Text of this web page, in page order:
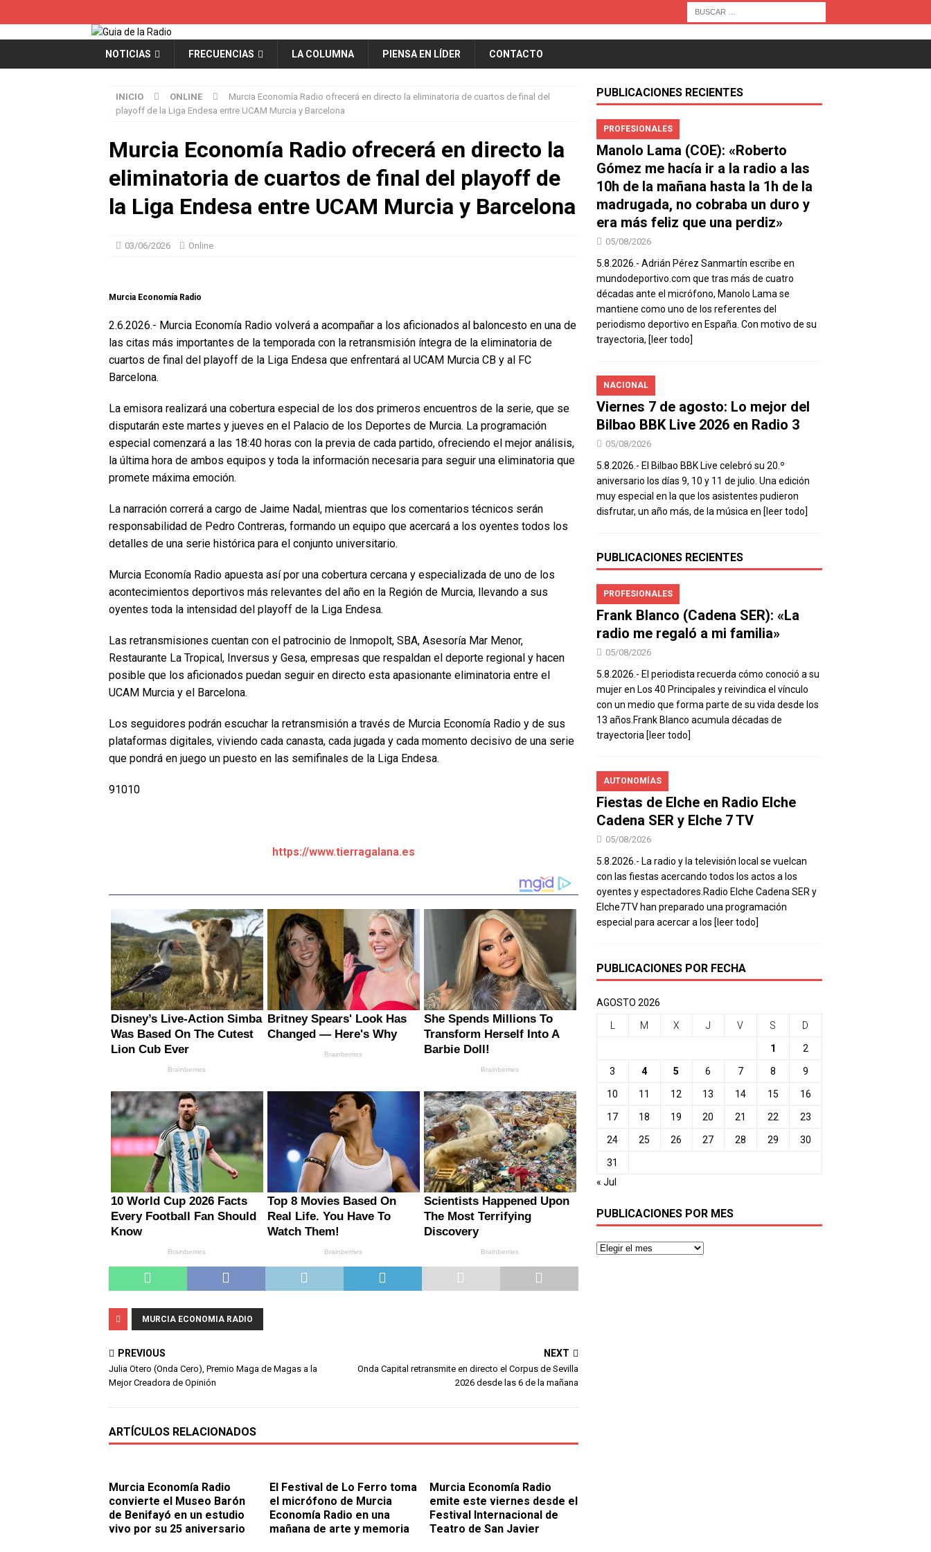
NOTICIAS FRECUENCIAS LA COLUMNA PIENSA EN LÍDER CONTACTO
INICIO ONLINE
Murcia Economía Radio ofrecerá en directo la eliminatoria de cuartos de final del
playoff de la Liga Endesa entre UCAM Murcia y Barcelona
Murcia Economía Radio ofrecerá en directo la
eliminatoria de cuartos de final del playoff de
la Liga Endesa entre UCAM Murcia y Barcelona
03/06/2026 Online
Murcia Economía Radio
2.6.2026.- Murcia Economía Radio volverá a acompañar a los aficionados al baloncesto en una de
las citas más importantes de la temporada con la retransmisión íntegra de la eliminatoria de
cuartos de final del playoff de la Liga Endesa que enfrentará al UCAM Murcia CB y al FC
Barcelona.
La emisora realizará una cobertura especial de los dos primeros encuentros de la serie, que se
disputarán este martes y jueves en el Palacio de los Deportes de Murcia. La programación
especial comenzará a las 18:40 horas con la previa de cada partido, ofreciendo el mejor análisis,
la última hora de ambos equipos y toda la información necesaria para seguir una eliminatoria que
promete máxima emoción.
La narración correrá a cargo de Jaime Nadal, mientras que los comentarios técnicos serán
responsabilidad de Pedro Contreras, formando un equipo que acercará a los oyentes todos los
detalles de una serie histórica para el conjunto universitario.
Murcia Economía Radio apuesta así por una cobertura cercana y especializada de uno de los
acontecimientos deportivos más relevantes del año en la Región de Murcia, llevando a sus
oyentes toda la intensidad del playoff de la Liga Endesa.
Las retransmisiones cuentan con el patrocinio de Inmopolt, SBA, Asesoría Mar Menor,
Restaurante La Tropical, Inversus y Gesa, empresas que respaldan el deporte regional y hacen
posible que los aficionados puedan seguir en directo esta apasionante eliminatoria entre el
UCAM Murcia y el Barcelona.
Los seguidores podrán escuchar la retransmisión a través de Murcia Economía Radio y de sus
plataformas digitales, viviendo cada canasta, cada jugada y cada momento decisivo de una serie
que pondrá en juego un puesto en las semifinales de la Liga Endesa.
91010
https://www.tierragalana.es
MURCIA ECONOMIA RADIO
PREVIOUS
Julia Otero (Onda Cero), Premio Maga de Magas a la
Mejor Creadora de Opinión
NEXT
Onda Capital retransmite en directo el Corpus de Sevilla
2026 desde las 6 de la mañana
ARTÍCULOS RELACIONADOS
Murcia Economía Radio
convierte el Museo Barón
de Benifayó en un estudio
vivo por su 25 aniversario
El Festival de Lo Ferro toma
el micrófono de Murcia
Economía Radio en una
mañana de arte y memoria
Murcia Economía Radio
emite este viernes desde el
Festival Internacional de
Teatro de San Javier
PUBLICACIONES RECIENTES
PROFESIONALES
Manolo Lama (COE): «Roberto
Gómez me hacía ir a la radio a las
10h de la mañana hasta la 1h de la
madrugada, no cobraba un duro y
era más feliz que una perdiz»
05/08/2026
5.8.2026.- Adrián Pérez Sanmartín escribe en
mundodeportivo.com que tras más de cuatro
décadas ante el micrófono, Manolo Lama se
mantiene como uno de los referentes del
periodismo deportivo en España. Con motivo de su
trayectoria, [leer todo]
NACIONAL
Viernes 7 de agosto: Lo mejor del
Bilbao BBK Live 2026 en Radio 3
05/08/2026
5.8.2026.- El Bilbao BBK Live celebró su 20.º
aniversario los días 9, 10 y 11 de julio. Una edición
muy especial en la que los asistentes pudieron
disfrutar, un año más, de la música en [leer todo]
PUBLICACIONES RECIENTES
PROFESIONALES
Frank Blanco (Cadena SER): «La
radio me regaló a mi familia»
05/08/2026
5.8.2026.- El periodista recuerda cómo conoció a su
mujer en Los 40 Principales y reivindica el vínculo
con un medio que forma parte de su vida desde los
13 años.Frank Blanco acumula décadas de
trayectoria [leer todo]
AUTONOMÍAS
Fiestas de Elche en Radio Elche
Cadena SER y Elche 7 TV
05/08/2026
5.8.2026.- La radio y la televisión local se vuelcan
con las fiestas acercando todos los actos a los
oyentes y espectadores.Radio Elche Cadena SER y
Elche7TV han preparado una programación
especial para acercar a los [leer todo]
PUBLICACIONES POR FECHA
AGOSTO 2026
M X J V S D
1 2
3 4 5 6 7 8 9
10 11 12 13 14 15 16
17 18 19 20 21 22 23
24 25 26 27 28 29 30
31
« Jul
PUBLICACIONES POR MES